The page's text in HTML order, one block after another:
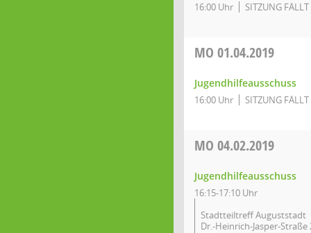
16:00 Uhr SITZUNG FÄLLT
MO 01.04.2019
Jugendhilfeausschuss
16:00 Uhr SITZUNG FÄLLT
MO 04.02.2019
Jugendhilfeausschuss
16:15-17:10 Uhr
Stadtteiltreff Auguststadt
Dr.-Heinrich-Jasper-Straße